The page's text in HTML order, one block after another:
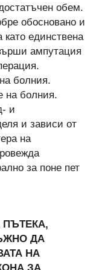
обем.
обосновано и
единствена
ампутация
болния.
на болния.
и
и зависи от
на
за поне пет
ПЪТЕКА,
ДА
НА